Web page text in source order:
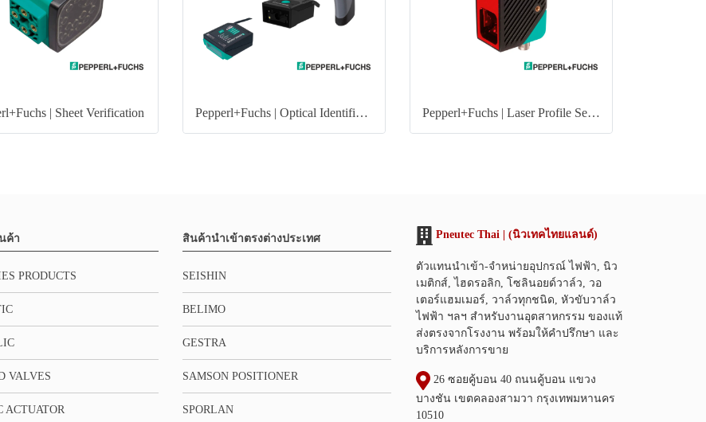
| Sheet Verification Pepperl+Fuchs | Optical Identification Pepperl+Fuchs | Laser Profile Sensors
ค้า
PRODUCTS
VALVES
ACTUATOR
สินค้านำเข้าตรงต่างประเทศ
SEISHIN
BELIMO
GESTRA
SAMSON POSITIONER
SPORLAN
Pneutec Thai | (นิวเทคไทยแลนด์)
ตัวแทนนำเข้า-จำหน่ายอุปกรณ์ ไฟฟ้า, นิว
เมติกส์, ไฮดรอลิก, โซลินอยด์วาล์ว, วอ
เตอร์แฮมเมอร์, วาล์วทุกชนิด, หัวขับวาล์ว
ไฟฟ้า ฯลฯ สำหรับงานอุตสาหกรรม ของแท้
ส่งตรงจากโรงงาน พร้อมให้คำปรึกษา และ
บริการหลังการขาย
26 ซอยคู้บอน 40 ถนนคู้บอน แขวง
บางชัน เขตคลองสามวา กรุงเทพมหานคร
10510